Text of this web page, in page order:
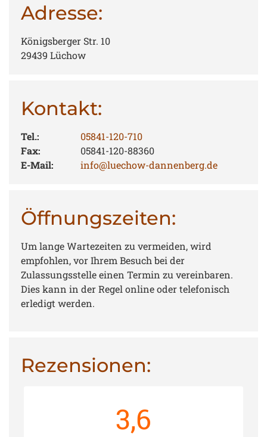
Adresse:
Königsberger Str. 10
29439 Lüchow
Kontakt:
Tel.:
05841-120-710
Fax:
05841-120-88360
E-Mail:
info@luechow-dannenberg.de
Öffnungszeiten:
Um lange Wartezeiten zu vermeiden, wird
empfohlen, vor Ihrem Besuch bei der
Zulassungsstelle einen Termin zu vereinbaren.
Dies kann in der Regel online oder telefonisch
erledigt werden.
Rezensionen:
3,6